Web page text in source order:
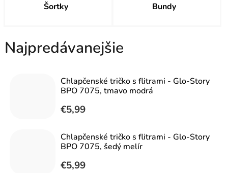
Šortky Bundy
Najpredávanejšie
Chlapčenské tričko s flitrami - Glo-Story
BPO 7075, tmavo modrá
€5,99
Chlapčenské tričko s flitrami - Glo-Story
BPO 7075, šedý melír
€5,99